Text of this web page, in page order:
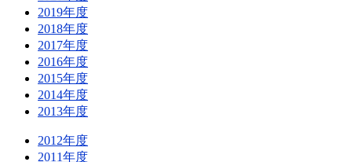
2019年度
2018年度
2017年度
2016年度
2015年度
2014年度
2013年度
2012年度
2011年度